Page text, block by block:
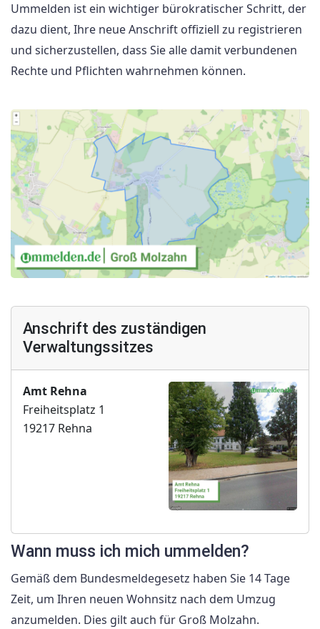
Ummelden ist ein wichtiger bürokratischer Schritt, der
dazu dient, Ihre neue Anschrift offiziell zu registrieren
und sicherzustellen, dass Sie alle damit verbundenen
Rechte und Pflichten wahrnehmen können.
Anschrift des zuständigen
Verwaltungssitzes
Amt Rehna
Freiheitsplatz 1
19217 Rehna
Wann muss ich mich ummelden?
Gemäß dem Bundesmeldegesetz haben Sie 14 Tage
Zeit, um Ihren neuen Wohnsitz nach dem Umzug
anzumelden. Dies gilt auch für Groß Molzahn.